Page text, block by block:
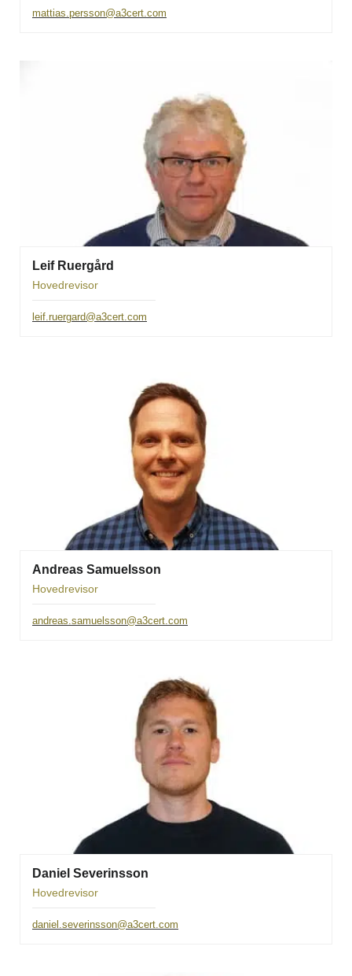
mattias.persson@a3cert.com
Leif Ruergård
Hovedrevisor
leif.ruergard@a3cert.com
Andreas Samuelsson
Hovedrevisor
andreas.samuelsson@a3cert.com
Daniel Severinsson
Hovedrevisor
daniel.severinsson@a3cert.com